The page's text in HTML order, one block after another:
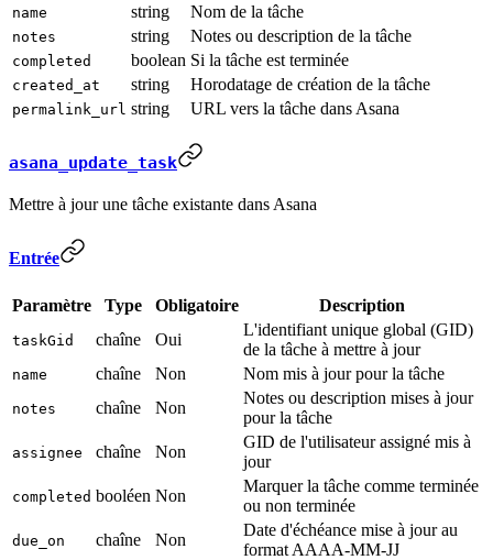
name string Nom de la tâche
notes string Notes ou description de la tâche
completed boolean Si la tâche est terminée
created_at string Horodatage de création de la tâche
permalink_url string URL vers la tâche dans Asana
asana_update_task
Mettre à jour une tâche existante dans Asana
Entrée
Paramètre Type Obligatoire Description
taskGid chaîne Oui
L'identifiant unique global (GID)
de la tâche à mettre à jour
name chaîne Non Nom mis à jour pour la tâche
notes chaîne Non
Notes ou description mises à jour
pour la tâche
assignee chaîne Non
GID de l'utilisateur assigné mis à
jour
completed booléen Non
Marquer la tâche comme terminée
ou non terminée
due_on chaîne Non
Date d'échéance mise à jour au
format AAAA-MM-JJ